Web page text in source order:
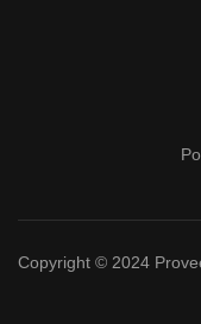
Copyright © 2024